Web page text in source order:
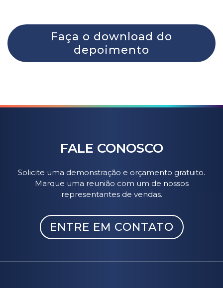
Faça o download do
depoimento
FALE CONOSCO
Solicite uma demonstração e orçamento gratuito.
Marque uma reunião com um de nossos
representantes de vendas.
ENTRE EM CONTATO